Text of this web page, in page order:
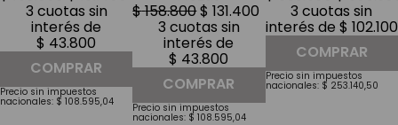
3 cuotas sin
interés de
$ 43.800
COMPRAR
Precio sin impuestos
nacionales: $ 108.595,04
$158.800$ 131.400
3 cuotas sin
interés de
$ 43.800
COMPRAR
Precio sin impuestos
nacionales: $ 108.595,04
3 cuotas sin
interés de $ 102.100
COMPRAR
Precio sin impuestos
nacionales: $ 253.140,50